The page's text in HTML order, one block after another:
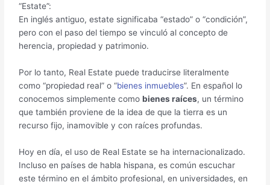
“Estate”:
En inglés antiguo, estate significaba “estado” o “condición”,
pero con el paso del tiempo se vinculó al concepto de
herencia, propiedad y patrimonio.
Por lo tanto, Real Estate puede traducirse literalmente
como “propiedad real” o “bienes inmuebles”. En español lo
conocemos simplemente comobienes raíces, un término
que también proviene de la idea de que la tierra es un
recurso fijo, inamovible y con raíces profundas.
Hoy en día, el uso de Real Estate se ha internacionalizado.
Incluso en países de habla hispana, es común escuchar
este término en el ámbito profesional, en universidades, en